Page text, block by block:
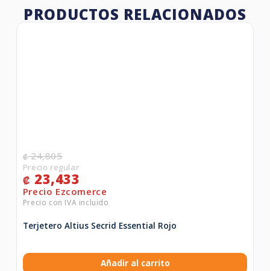
PRODUCTOS RELACIONADOS
₡24,805
₡ 23,433
Terjetero Altius Secrid Essential Rojo
Añadir al carrito